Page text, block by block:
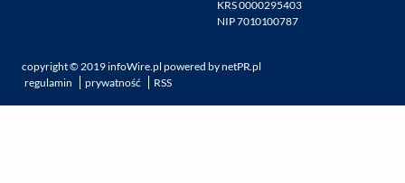
KRS 0000295403
NIP 7010100787
copyright ©2019infoWire.pl powered bynetPR.pl
regulamin
prywatność RSS